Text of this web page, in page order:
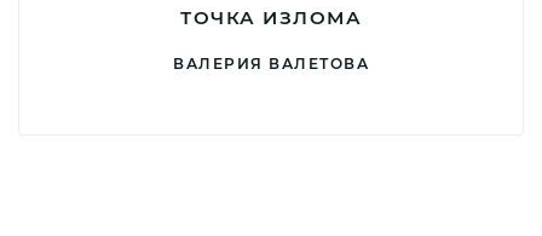
ТОЧКА ИЗЛОМА
ВАЛЕРИЯ ВАЛЕТОВА